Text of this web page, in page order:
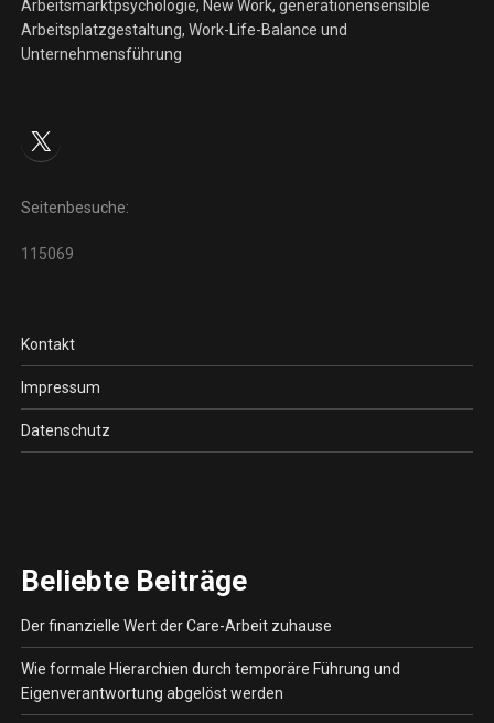
Arbeitsmarktpsychologie, New Work, generationensensible
Arbeitsplatzgestaltung, Work-Life-Balance und
Unternehmensführung
X
Seitenbesuche:
115069
Kontakt
Impressum
Datenschutz
Beliebte Beiträge
Der finanzielle Wert der Care-Arbeit zuhause
Wie formale Hierarchien durch temporäre Führung und
Eigenverantwortung abgelöst werden